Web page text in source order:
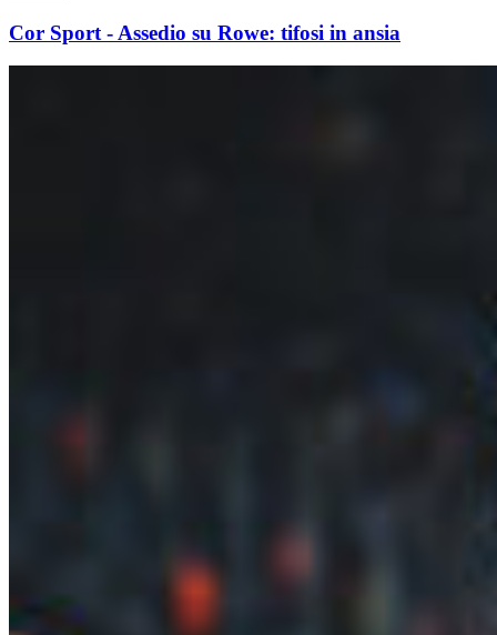
Cor Sport - Assedio su Rowe: tifosi in ansia